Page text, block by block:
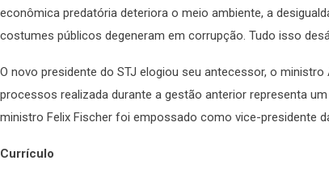
econômica predatória deteriora o meio ambiente, a
costumes públicos degeneram em corrupção. Tudo isso
O novo presidente do STJ elogiou seu antecessor, o
processos realizada durante a gestão anterior representa
ministro Felix Fischer foi empossado como vice-presidente
Currículo